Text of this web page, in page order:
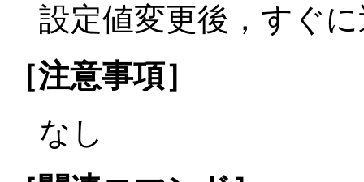
設定値変更後，すぐ
［注意事項］
なし